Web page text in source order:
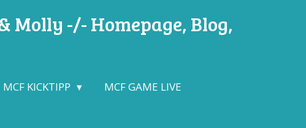
Molly -/- Homepage, Blog,
MCF KICKTIPP
MCF GAME LIVE